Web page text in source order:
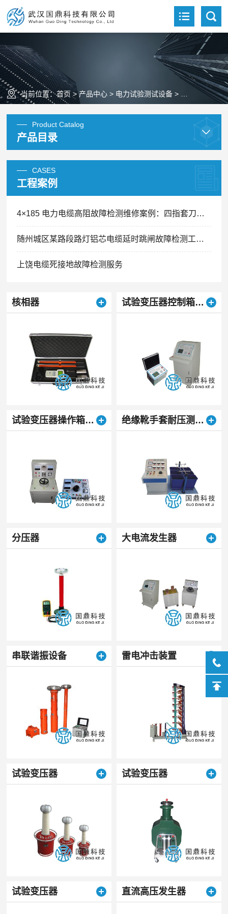
当前位置：首页 >产品中心 > 电力试验测试设备 > 高压耐压试验
Product Catalog
产品目录
CASES
工程案例
4×185 电力电缆高阻故障检测维修案例：四指套刀片划痕引发间歇性跳闸精准排查
随州城区某路段路灯铝芯电缆延时跳闸故障检测工程案例
上饶电缆死接地故障检测服务
核相器 试验变压器控制箱（台）
试验变压器操作箱（台） 绝缘靴手套耐压测试仪
分压器 大电流发生器
串联谐振设备 雷电冲击装置
试验变压器 试验变压器
试验变压器 直流高压发生器